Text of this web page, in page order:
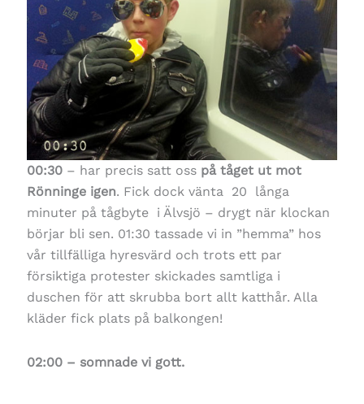
00:30– har precis satt osspå tåget ut mot
Rönninge igen. Fick dock vänta 20 långa
minuter på tågbyte i Älvsjö – drygt när klockan
börjar bli sen. 01:30 tassade vi in ”hemma” hos
vår tillfälliga hyresvärd och trots ett par
försiktiga protester skickades samtliga i
duschen för att skrubba bort allt katthår. Alla
kläder fick plats på balkongen!
02:00 – somnade vi gott.